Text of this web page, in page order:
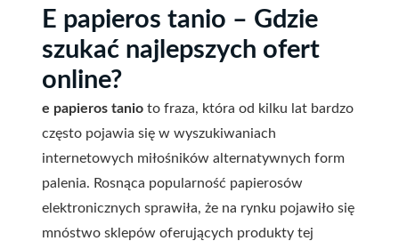
E papieros tanio – Gdzie
szukać najlepszych ofert
online?
e papieros tanio to fraza, która od kilku lat bardzo
często pojawia się w wyszukiwaniach
internetowych miłośników alternatywnych form
palenia. Rosnąca popularność papierosów
elektronicznych sprawiła, że na rynku pojawiło się
mnóstwo sklepów oferujących produkty tej